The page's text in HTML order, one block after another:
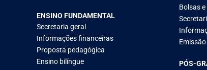
ENSINO FUNDAMENTAL
Secretaria geral
Informações financeiras
Proposta pedagógica
Ensino bilíngue
Bolsas
PÓS-